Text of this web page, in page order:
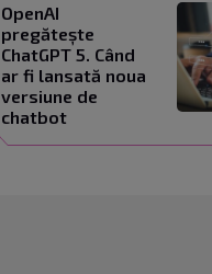
OpenAI
pregătește
ChatGPT 5. Când
ar fi lansată noua
versiune de
chatbot